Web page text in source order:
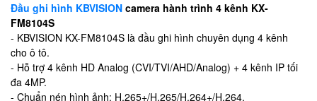
Đầu ghi hình KBVISION camera hành trình 4 kênh KX-
FM8104S
- KBVISION KX-FM8104S là đầu ghi hình chuyên dụng 4 kênh
cho ô tô.
- Hỗ trợ 4 kênh HD Analog (CVI/TVI/AHD/Analog) + 4 kênh IP tối
đa 4MP.
- Chuẩn nén hình ảnh: H.265+/H.265/H.264+/H.264.